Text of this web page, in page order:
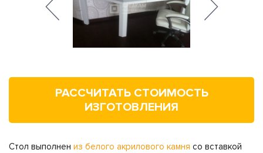
РАССЧИТАТЬ СТОИМОСТЬ
ИЗГОТОВЛЕНИЯ
Стол выполнен из белого акрилового камня со вставкой